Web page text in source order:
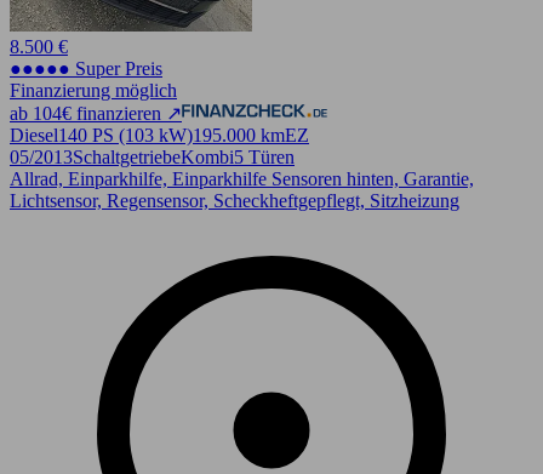
8.500 €
●●●●● Super Preis
Finanzierung möglich
ab 104€ finanzieren ↗
Diesel140 PS (103 kW)195.000 kmEZ
05/2013SchaltgetriebeKombi5 Türen
Allrad, Einparkhilfe, Einparkhilfe Sensoren hinten, Garantie,
Lichtsensor, Regensensor, Scheckheftgepflegt, Sitzheizung